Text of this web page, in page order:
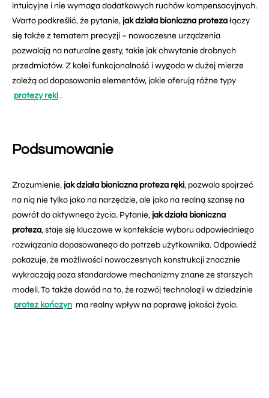
intuicyjne i nie wymaga dodatkowych ruchów kompensacyjnych.
Warto podkreślić, że pytanie,jak działa bioniczna protezałączy
się także z tematem precyzji – nowoczesne urządzenia
pozwalają na naturalne gesty, takie jak chwytanie drobnych
przedmiotów. Z kolei funkcjonalność i wygoda w dużej mierze
zależą od dopasowania elementów, jakie oferują różne typy
protezy ręki .
Podsumowanie
Zrozumienie,jak działa bioniczna proteza ręki, pozwala spojrzeć
na nią nie tylko jako na narzędzie, ale jako na realną szansę na
powrót do aktywnego życia. Pytanie,jak działa bioniczna
proteza, staje się kluczowe w kontekście wyboru odpowiedniego
rozwiązania dopasowanego do potrzeb użytkownika. Odpowiedź
pokazuje, że możliwości nowoczesnych konstrukcji znacznie
wykraczają poza standardowe mechanizmy znane ze starszych
modeli. To także dowód na to, że rozwój technologii w dziedzinie
protez kończyn ma realny wpływ na poprawę jakości życia.